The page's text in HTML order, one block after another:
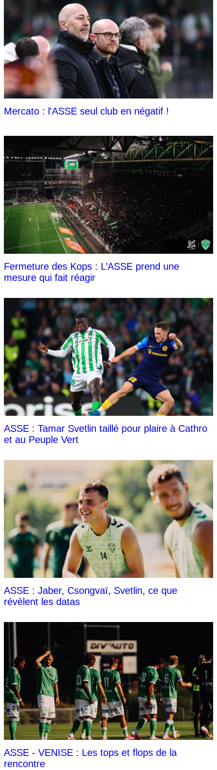
Mercato : l'ASSE seul club en négatif !
Fermeture des Kops : L’ASSE prend une
mesure qui fait réagir
ASSE : Tamar Svetlin taillé pour plaire à Cathro
et au Peuple Vert
ASSE : Jaber, Csongvaï, Svetlin, ce que
révèlent les datas
ASSE - VENISE : Les tops et flops de la
rencontre